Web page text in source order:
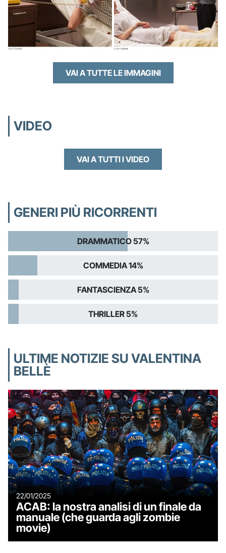
VAI A TUTTE LE IMMAGINI
VIDEO
VAI A TUTTI I VIDEO
GENERI PIÙ RICORRENTI
DRAMMATICO 57%
COMMEDIA 14%
FANTASCIENZA 5%
THRILLER 5%
ULTIME NOTIZIE SU VALENTINA
BELLÈ
22/01/2025
ACAB: la nostra analisi di un finale da
manuale (che guarda agli zombie
movie)